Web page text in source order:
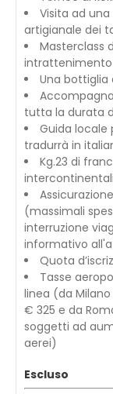
Visita ad
artigianale dei
Masterclass
intrattenimento
Una bottiglia
tutta la durata
Guida locale
tradurrà in
Kg.23 di
intercontinentali
(massimali
interruzione
informativo
Quota
Tasse
linea (da
€ 325 e da
soggetti ad
aerei)
Escluso